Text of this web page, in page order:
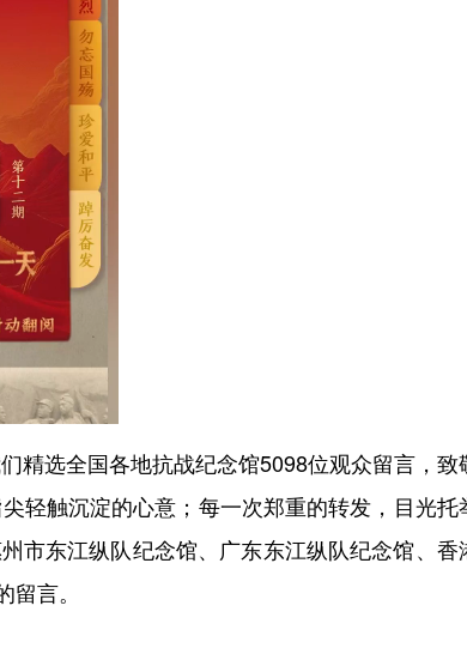
选全国各地抗战纪念馆5098位观众留言，致
轻触沉淀的心意；每一次郑重的转发，目光托
市东江纵队纪念馆、广东东江纵队纪念馆、香
留言。